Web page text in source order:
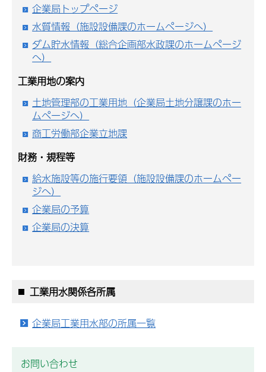
企業局トップページ
水質情報（施設設備課のホームページへ）
ダム貯水情報（総合企画部水政課のホームページ
へ）
工業用地の案内
土地管理部の工業用地（企業局土地分譲課のホー
ムページへ）
商工労働部企業立地課
財務・規程等
給水施設等の施行要領（施設設備課のホームペー
ジへ）
企業局の予算
企業局の決算
工業用水関係各所属
企業局工業用水部の所属一覧
お問い合わせ